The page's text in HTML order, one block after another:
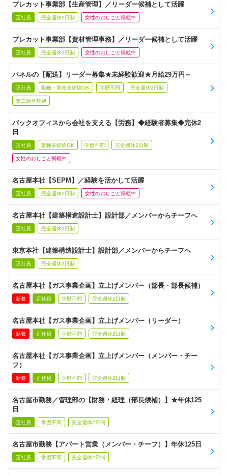
プレカット事業部【生産管理】／リーダー候補として活躍
正社員 完全週休2日制 女性のおしごと掲載中
プレカット事業部【資材管理事務】／リーダー候補として活躍
正社員 完全週休2日制 女性のおしごと掲載中
パネルの【配送】リーダー募集★未経験歓迎★月給29万円～
正社員 職種・業種未経験OK 学歴不問 完全週休2日制
第二新卒歓迎
バックオフィスから会社を支える【労務】◆経験者募集◆完休2
日
正社員 業種未経験OK 学歴不問 完全週休2日制
女性のおしごと掲載中
名古屋本社【SEPM】／経験を活かして活躍
正社員 完全週休2日制 女性のおしごと掲載中
名古屋本社【建築構造設計士】設計部／メンバーからチーフへ
正社員 完全週休2日制
東京本社【建築構造設計士】設計部／メンバーからチーフへ
正社員 完全週休2日制
名古屋本社【ガス事業企画】立上げメンバー（部長・部長候補）
新着 正社員 学歴不問 完全週休2日制
名古屋本社【ガス事業企画】立上げメンバー（リーダー）
新着 正社員 学歴不問 完全週休2日制
名古屋本社【ガス事業企画】立上げメンバー（メンバー・チー
フ）
新着 正社員 学歴不問 完全週休2日制
名古屋市勤務／管理部の【財務・経理（部長候補）】★年休125
日
正社員 学歴不問 完全週休2日制
名古屋市勤務【アパート営業（メンバー・チーフ）】年休125日
正社員 学歴不問 完全週休2日制